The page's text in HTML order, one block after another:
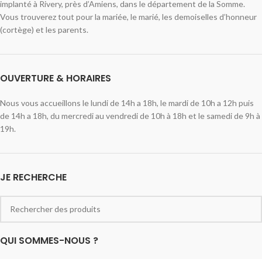
implanté à Rivery, près d’Amiens, dans le département de la Somme.
Vous trouverez tout pour la mariée, le marié, les demoiselles d’honneur
(cortège) et les parents.
OUVERTURE & HORAIRES
Nous vous accueillons le lundi de 14h a 18h, le mardi de 10h a 12h puis
de 14h a 18h, du mercredi au vendredi de 10h à 18h et le samedi de 9h à
19h.
JE RECHERCHE
QUI SOMMES-NOUS ?